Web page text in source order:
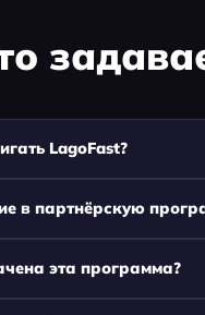
LagoFast?
в партнёрскую
эта программа?